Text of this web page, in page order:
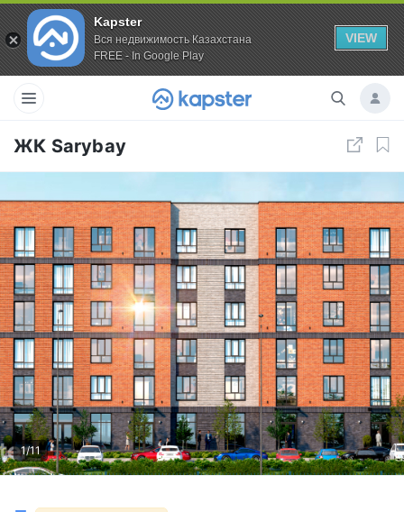
Kapster
Вся недвижимость Казахстана
FREE - In Google Play
VIEW
ЖК Sarybay
1/11